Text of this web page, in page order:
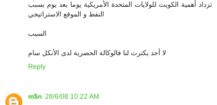
تزداد أهمية الكويت للولايات المتحدة الأمريكية يوما بعد يوم بسبب
النفط و الموقع الاستراتيجي
السبب
لا أحد يكترث لنا فالوكالة الحصرية لدى الأنكل سام
Reply
m$n 28/6/08 10:22 AM